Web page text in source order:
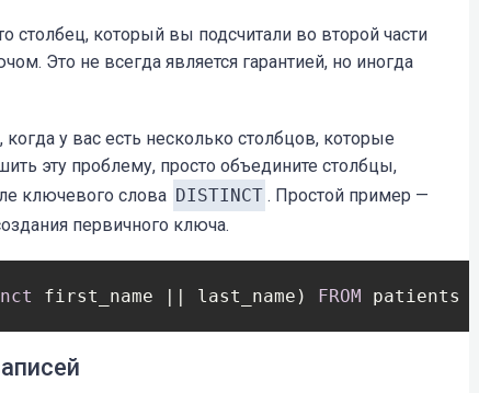
столбец, который вы подсчитали во второй части
Это не всегда является гарантией, но иногда
у вас есть несколько столбцов, которые
эту проблему, просто объедините столбцы,
ключевого слова DISTINCT . Простой пример —
первичного ключа.
first_name || last_name) FROM patients